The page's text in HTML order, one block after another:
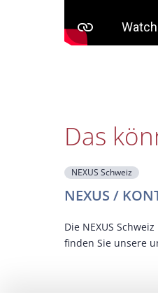
Das
NEXUS Schweiz
NEXUS /
Die NEXUS
finden Sie unsere